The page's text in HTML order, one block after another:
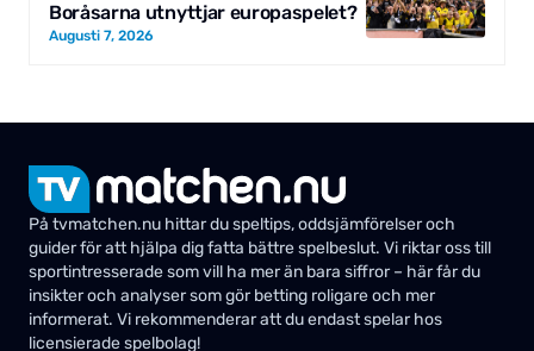
Boråsarna utnyttjar europaspelet?
Augusti 7, 2026
På tvmatchen.nu hittar du speltips, oddsjämförelser och
guider för att hjälpa dig fatta bättre spelbeslut. Vi riktar oss till
sportintresserade som vill ha mer än bara siffror – här får du
insikter och analyser som gör betting roligare och mer
informerat. Vi rekommenderar att du endast spelar hos
licensierade spelbolag!